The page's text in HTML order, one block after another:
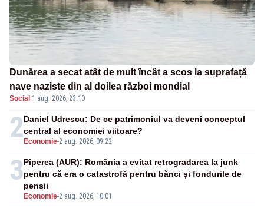
Dunărea a secat atât de mult încât a scos la suprafață
nave naziste din al doilea război mondial
Social ·1 aug. 2026, 23:10
2 Economie-2 aug. 2026, 09:22
Daniel Udrescu: De ce patrimoniul va deveni conceptul
central al economiei viitoare?
3
Economie-2 aug. 2026, 10:01
Piperea (AUR): România a evitat retrogradarea la junk
pentru că era o catastrofă pentru bănci și fondurile de
pensii